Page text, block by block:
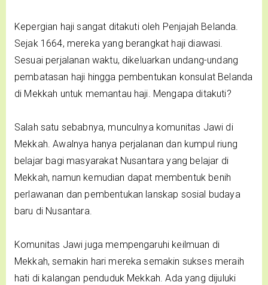
Kepergian haji sangat ditakuti oleh Penjajah Belanda.
Sejak 1664, mereka yang berangkat haji diawasi.
Sesuai perjalanan waktu, dikeluarkan undang-undang
pembatasan haji hingga pembentukan konsulat Belanda
di Mekkah untuk memantau haji. Mengapa ditakuti?
Salah satu sebabnya, munculnya komunitas Jawi di
Mekkah. Awalnya hanya perjalanan dan kumpul riung
belajar bagi masyarakat Nusantara yang belajar di
Mekkah, namun kemudian dapat membentuk benih
perlawanan dan pembentukan lanskap sosial budaya
baru di Nusantara.
Komunitas Jawi juga mempengaruhi keilmuan di
Mekkah, semakin hari mereka semakin sukses meraih
hati di kalangan penduduk Mekkah. Ada yang dijuluki